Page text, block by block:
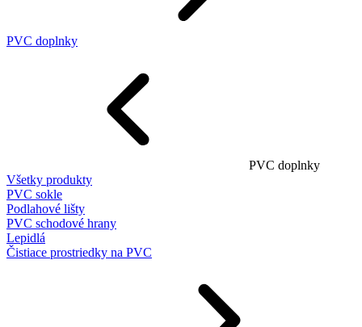
PVC doplnky
PVC doplnky
Všetky produkty
PVC sokle
Podlahové lišty
PVC schodové hrany
Lepidlá
Čistiace prostriedky na PVC